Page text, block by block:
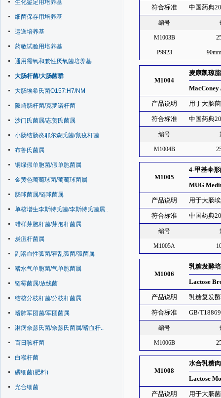
生化鉴定用培养基
细菌保存用培养基
运送培养基
药敏试验用培养基
通用需氧和兼性厌氧菌培养基
大肠杆菌/大肠菌群
大肠埃希氏菌O157:H7/NM
阪崎肠杆菌/克罗诺杆菌
沙门氏菌属/志贺氏菌属
小肠结肠炎耶尔森氏菌/鼠疫杆菌
布鲁氏菌属
铜绿假单胞菌/假单胞菌属
金黄色葡萄球菌/葡萄球菌属
肠球菌属/链球菌属
单核增生李斯特氏菌/李斯特氏菌属..
蜡样芽胞杆菌/芽孢杆菌属
炭疽杆菌属
副溶血性弧菌/霍乱弧菌/弧菌属
嗜水气单胞菌/气单胞菌属
链霉菌属/放线菌
结核分枝杆菌/分枝杆菌属
嗜肺军团菌/军团菌属
淋病奈瑟氏菌/奈瑟氏菌属/嗜血杆..
百日咳杆菌
白喉杆菌
磷细菌(肥料)
光合细菌
符合标准 中国药典
编号
M1003B
P9923
M1004
麦康凯琼
产品说明 用于大肠
符合标准 中国药典
编号
M1004B
M1005
4-甲基伞
MUG
产品说明 用于大肠
符合标准 中国药典
编号
M1005A
M1006
乳糖发酵
Lactose
产品说明 乳糖复发
符合标准 GB/
编号
M1006B
M1008
水合乳糖
Lactose
产品说明 用于大肠